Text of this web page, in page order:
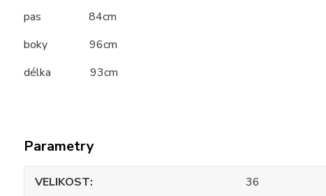
pas 84cm
boky 96cm
délka 93cm
Parametry
VELIKOST
36